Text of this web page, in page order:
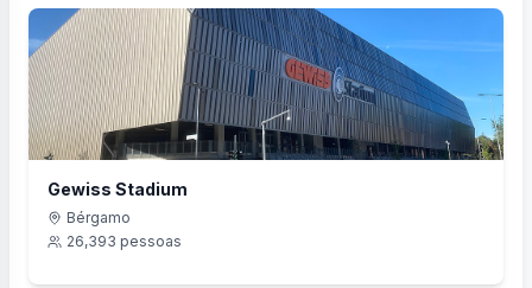
Gewiss Stadium
Bérgamo
26,393 pessoas